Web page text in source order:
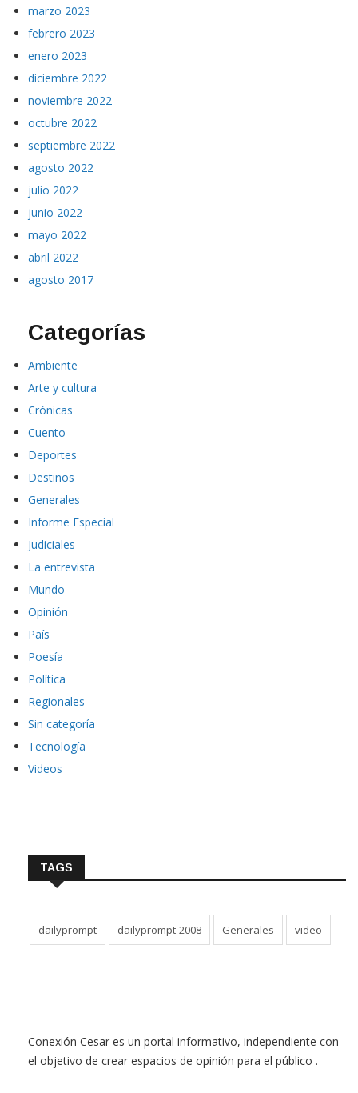
marzo 2023
febrero 2023
enero 2023
diciembre 2022
noviembre 2022
octubre 2022
septiembre 2022
agosto 2022
julio 2022
junio 2022
mayo 2022
abril 2022
agosto 2017
Categorías
Ambiente
Arte y cultura
Crónicas
Cuento
Deportes
Destinos
Generales
Informe Especial
Judiciales
La entrevista
Mundo
Opinión
País
Poesía
Política
Regionales
Sin categoría
Tecnología
Videos
TAGS
dailyprompt dailyprompt-2008 Generales video
Conexión Cesar es un portal informativo, independiente con
el objetivo de crear espacios de opinión para el público .